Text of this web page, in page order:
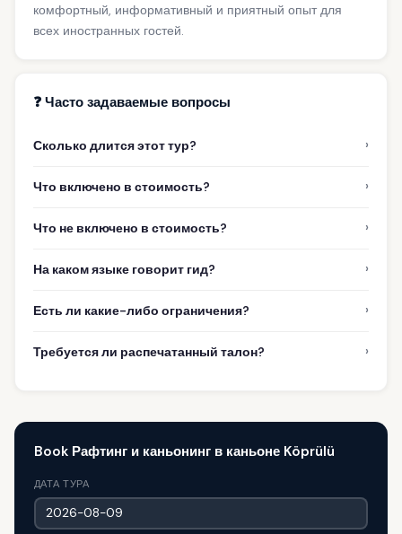
комфортный, информативный и приятный опыт для
всех иностранных гостей.
❓ Часто задаваемые вопросы
Сколько длится этот тур? ›
Что включено в стоимость? ›
Что не включено в стоимость? ›
На каком языке говорит гид? ›
Есть ли какие-либо ограничения? ›
Требуется ли распечатанный талон? ›
Book Рафтинг и каньонинг в каньоне Köprülü
ДАТА ТУРА